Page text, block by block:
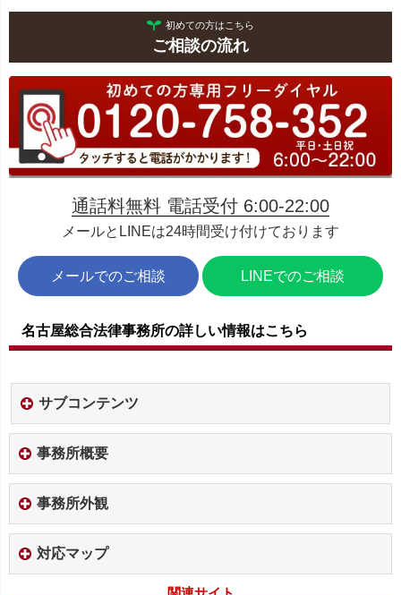
初めての方はこちら
ご相談の流れ
通話料無料 電話受付 6:00-22:00
メールとLINEは24時間受け付けております
メールでのご相談 LINEでのご相談
名古屋総合法律事務所の詳しい情報はこちら
サブコンテンツ
事務所概要
事務所外観
対応マップ